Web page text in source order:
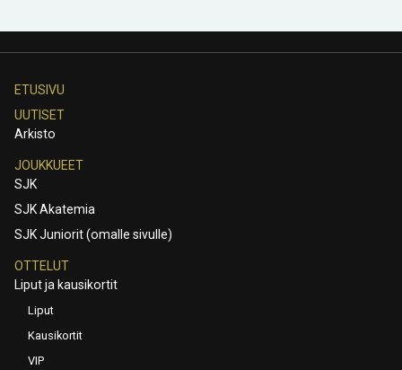
ETUSIVU
UUTISET
Arkisto
JOUKKUEET
SJK
SJK Akatemia
SJK Juniorit (omalle sivulle)
OTTELUT
Liput ja kausikortit
Liput
Kausikortit
VIP